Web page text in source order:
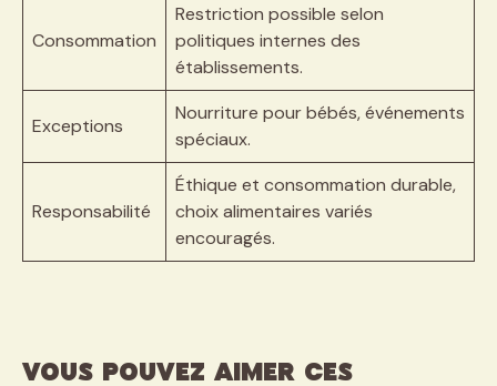
Consommation
Restriction possible selon
politiques internes des
établissements.
Exceptions
Nourriture pour bébés, événements
spéciaux.
Responsabilité
Éthique et consommation durable,
choix alimentaires variés
encouragés.
VOUS POUVEZ AIMER CES